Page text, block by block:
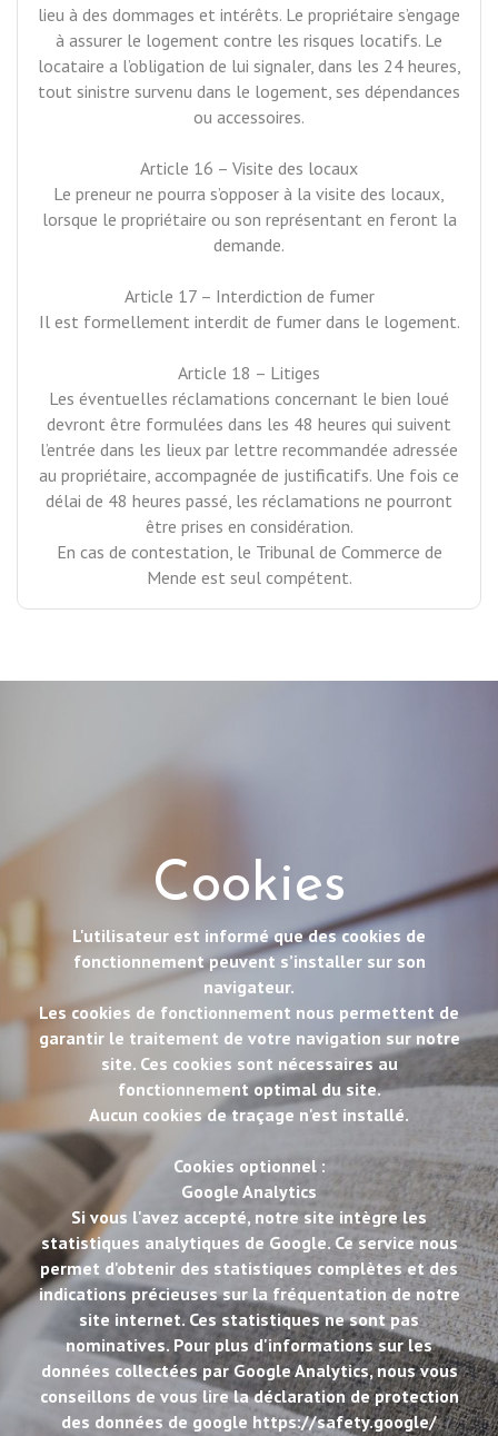
lieu à des dommages et intérêts. Le propriétaire s’engage
à assurer le logement contre les risques locatifs. Le
locataire a l’obligation de lui signaler, dans les 24 heures,
tout sinistre survenu dans le logement, ses dépendances
ou accessoires.
Article 16 – Visite des locaux
Le preneur ne pourra s’opposer à la visite des locaux,
lorsque le propriétaire ou son représentant en feront la
demande.
Article 17 – Interdiction de fumer
Il est formellement interdit de fumer dans le logement.
Article 18 – Litiges
Les éventuelles réclamations concernant le bien loué
devront être formulées dans les 48 heures qui suivent
l’entrée dans les lieux par lettre recommandée adressée
au propriétaire, accompagnée de justificatifs. Une fois ce
délai de 48 heures passé, les réclamations ne pourront
être prises en considération.
En cas de contestation, le Tribunal de Commerce de
Mende est seul compétent.
Cookies
L'utilisateur est informé que des cookies de
fonctionnement peuvent s’installer sur son
navigateur.
Les cookies de fonctionnement nous permettent de
garantir le traitement de votre navigation sur notre
site. Ces cookies sont nécessaires au
fonctionnement optimal du site.
Aucun cookies de traçage n'est installé.
Cookies optionnel :
Google Analytics
Si vous l'avez accepté, notre site intègre les
statistiques analytiques de Google. Ce service nous
permet d'obtenir des statistiques complètes et des
indications précieuses sur la fréquentation de notre
site internet. Ces statistiques ne sont pas
nominatives. Pour plus d'informations sur les
données collectées par Google Analytics, nous vous
conseillons de vous lire la déclaration de protection
des données de google https://safety.google/